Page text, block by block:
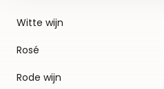
Witte wijn
Rosé
Rode wijn